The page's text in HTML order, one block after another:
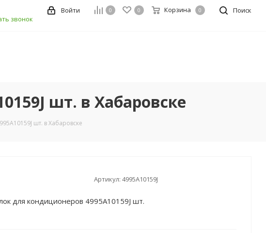
Поиск
0 0 Корзина 0
Войти
звонок
шт. в Хабаровске
шт. в Хабаровске
Артикул: 4995A10159J
для кондиционеров 4995A10159J шт.